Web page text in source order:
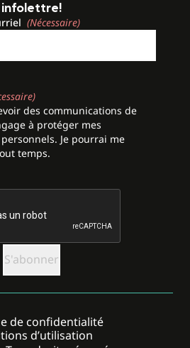
infolettre!
(Nécessaire)
des communications de
à protéger mes
Je pourrai me
temps.
de confidentialité
d’utilisation